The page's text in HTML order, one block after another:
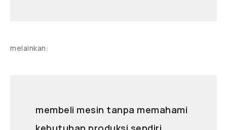
melainkan:
membeli mesin tanpa memahami